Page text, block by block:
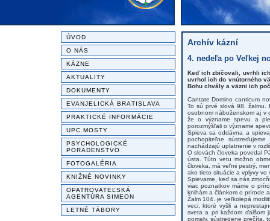
ÚVOD
O NÁS
KÁZNE
AKTUALITY
DOKUMENTY
EVANJELICKÁ BRATISLAVA
PRAKTICKÉ INFORMÁCIE
UPC MOSTY
PSYCHOLOGICKÉ
PORADENSTVO
FOTOGALÉRIA
KNIŽNÉ NOVINKY
OPATROVATEĽSKÁ
AGENTÚRA SIMEON
LETNÉ TÁBORY
Archív kázní
4. nedeľa po Veľkej
Keď ich zbičovali, uvrhli
uvrhol ich do vnútorného
Bohu chvály a väzni ich
Cantate Domino canticum
To sú prvé slová 98. žalmu.
osobnom náboženskom aj v
že o význame spevu a
porozmýšľali o význame
Spieva sa oddávna a
pochopiteľne
nachádzajú uplatnenie v
O slovách človeka povedal
ústa. Túto vetu možno
človeka, má veľmi pestrý,
ako tieto situácie a vplyvy vo
Spievame, keď sa nás
viac poznatkov máme o
knihám a článkom o prírode
Žalm 104. je veľkolepá
veci, ktoré vyšli a
sveta a pri každom ďalšom
pomaly, sústredene prečíta,